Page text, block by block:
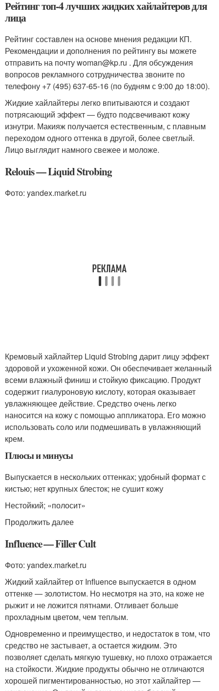
Рейтинг топ-4 лучших жидких хайлайтеров для
лица
Рейтинг составлен на основе мнения редакции КП.
Рекомендации и дополнения по рейтингу вы можете
отправить на почту woman@kp.ru . Для обсуждения
вопросов рекламного сотрудничества звоните по
телефону +7 (495) 637-65-16 (по будням с 9:00 до 18:00).
Жидкие хайлайтеры легко впитываются и создают
потрясающий эффект — будто подсвечивают кожу
изнутри. Макияж получается естественным, с плавным
переходом одного оттенка в другой, более светлый.
Лицо выглядит намного свежее и моложе.
Relouis — Liquid Strobing
Фото: yandex.market.ru
Кремовый хайлайтер Liquid Strobing дарит лицу эффект
здоровой и ухоженной кожи. Он обеспечивает желанный
всеми влажный финиш и стойкую фиксацию. Продукт
содержит гиалуроновую кислоту, которая оказывает
увлажняющее действие. Средство очень легко
наносится на кожу с помощью аппликатора. Его можно
использовать соло или подмешивать в увлажняющий
крем.
Плюсы и минусы
Выпускается в нескольких оттенках; удобный формат с
кистью; нет крупных блесток; не сушит кожу
Нестойкий; «полосит»
Продолжить далее
Influence — Filler Cult
Фото: yandex.market.ru
Жидкий хайлайтер от Influence выпускается в одном
оттенке — золотистом. Но несмотря на это, на коже не
рыжит и не ложится пятнами. Отливает больше
прохладным цветом, чем теплым.
Одновременно и преимущество, и недостаток в том, что
средство не застывает, а остается жидким. Это
позволяет сделать мягкую тушевку, но плохо отражается
на стойкости. Жидкие продукты обычно не отличаются
хорошей пигментированностью, но этот хайлайтер —